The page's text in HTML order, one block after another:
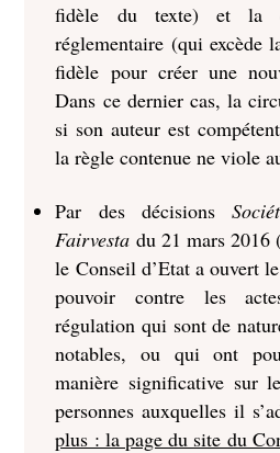
fidèle du texte) et la
réglementaire (qui excède
fidèle pour créer une
Dans ce dernier cas, la
si son auteur est
la règle contenue ne viole
Par des décisions
Fairvesta du 21 mars 2016
le Conseil d’Etat a ouvert
pouvoir contre les
régulation qui sont de
notables, ou qui ont
manière significative sur
personnes auxquelles il
plus : la page du site du